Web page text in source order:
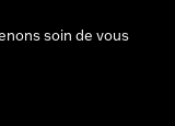
soin de vous